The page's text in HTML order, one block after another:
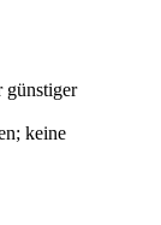
günstiger
keine